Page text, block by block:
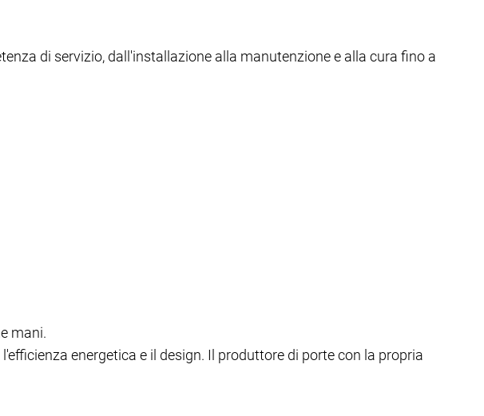
di servizio, dall'installazione alla manutenzione e alla cura fino a
mani.
energetica e il design. Il produttore di porte con la propria